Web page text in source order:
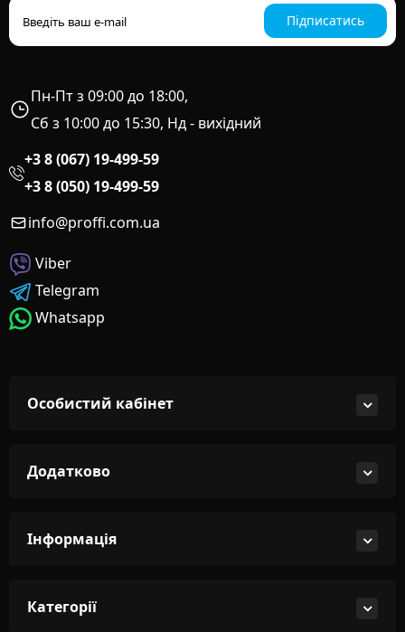
Підписатись
Пн-Пт з 09:00 до 18:00,
Сб з 10:00 до 15:30, Нд - вихідний
+3 8 (067) 19-499-59
+3 8 (050) 19-499-59
info@proffi.com.ua
Viber
Telegram
Whatsapp
Особистий кабінет
Додатково
Інформація
Категорії